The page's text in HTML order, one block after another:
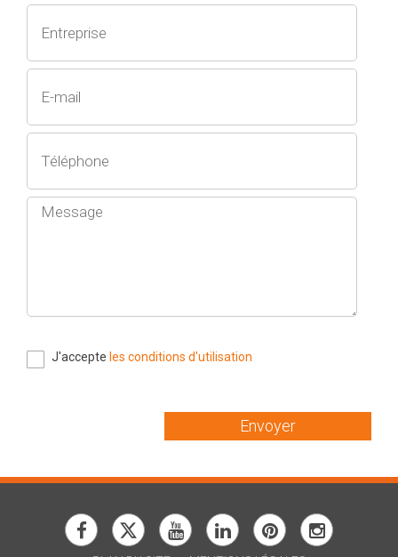
J'accepte les conditions d'utilisation
Envoyer